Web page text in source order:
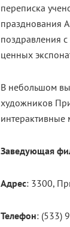
переписка
празднования
поздравления
ценных
В небольшом
художников
интерактивные
Заведующая
Адрес: 3300,
Телефон: (533)